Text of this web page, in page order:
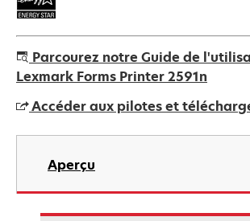
Parcourez notre Guide de
Lexmark Forms Printer 2591n
Accéder aux pilotes et
s’ouvre
nouvel
onglet
Aperçu